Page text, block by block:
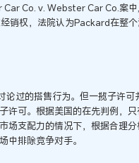
Co. v. Webster Car Co.案
销权，法院认为Packard在整
论过的搭售行为。但一揽子许可
许可。根据美国的在先判例，
场支配力的情况下，根据合理
中排除竞争对手。